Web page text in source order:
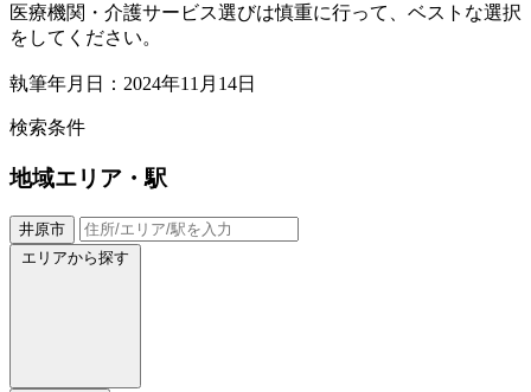
医療機関・介護サービス選びは慎重に行って、ベストな選択
をしてください。
執筆年月日：2024年11月14日
検索条件
地域エリア・駅
井原市
エリアから探す